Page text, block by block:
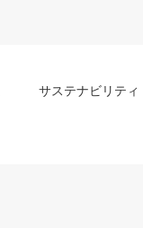
サステナビリティ